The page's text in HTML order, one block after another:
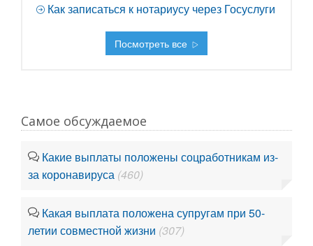
Как записаться к нотариусу через Госуслуги
Посмотреть все
Самое обсуждаемое
Какие выплаты положены соцработникам из-
за коронавируса (460)
Какая выплата положена супругам при 50-
летии совместной жизни (307)